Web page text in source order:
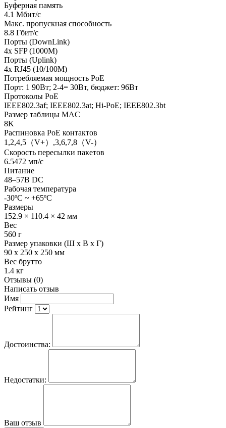
Буферная память
4.1 Мбит/с
Макс. пропускная способность
8.8 Гбит/с
Порты (DownLink)
4x SFP (1000M)
Порты (Uplink)
4x RJ45 (10/100M)
Потребляемая мощность PoE
Порт: 1 90Вт; 2-4= 30Вт, бюджет: 96Вт
Протоколы PoE
IEEE802.3af; IEEE802.3at; Hi-PoE; IEEE802.3bt
Размер таблицы MAC
8K
Распиновка PoE контактов
1,2,4,5（V+）,3,6,7,8（V-）
Скорость пересылки пакетов
6.5472 мп/с
Питание
48–57В DC
Рабочая температура
-30ºC ~ +65ºC
Размеры
152.9 × 110.4 × 42 мм
Вес
560 г
Размер упаковки (Ш х В х Г)
90 x 250 x 250 мм
Вес брутто
1.4 кг
Отзывы (0)
Написать отзыв
Имя
Рейтинг
Достоинства:
Недостатки:
Ваш отзыв